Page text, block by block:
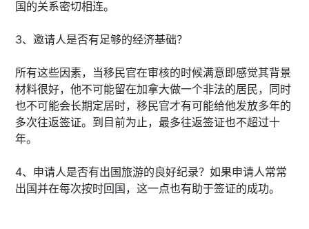
国的关系密切相连。
3、邀请人是否有足够的经济基础？
所有这些因素，当移民官在审核的时候满意即感觉其背景
材料很好，他不可能留在加拿大做一个非法的居民，同时
也不可能会长期定居时，移民官才有可能给他发放多年的
多次往返签证。到目前为止，最多往返签证也不超过十
年。
4、申请人是否有出国旅游的良好纪录？如果申请人常常
出国并在每次按时回国，这一点也有助于签证的成功。